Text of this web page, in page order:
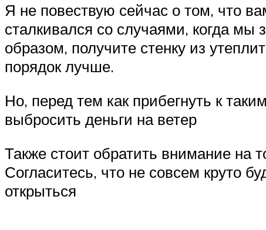
Я не повествую сейчас о том, что
сталкивался со случаями, когда мы
образом, получите стенку из
порядок лучше.
Но, перед тем как прибегнуть к
выбросить деньги на ветер
Также стоит обратить внимание на
Согласитесь, что не совсем круто
открыться